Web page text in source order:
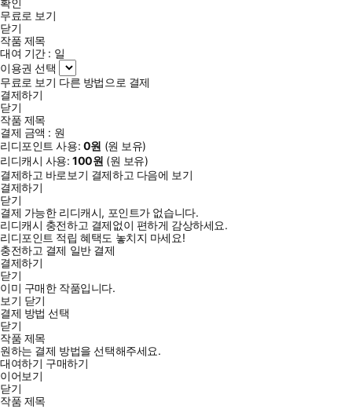
무료로 보기
닫기
작품 제목
대여 기간 : 일
이용권 선택
무료로 보기 다른 방법으로 결제
결제하기
닫기
작품 제목
결제 금액 : 원
리디포인트 사용: 0원 (원 보유)
리디캐시 사용:100원 (원 보유)
결제하고 바로보기 결제하고 다음에 보기
결제하기
닫기
결제 가능한 리디캐시, 포인트가 없습니다.
리디캐시 충전하고 결제없이 편하게 감상하세요.
리디포인트 적립 혜택도 놓치지 마세요!
충전하고 결제 일반 결제
결제하기
닫기
이미 구매한 작품입니다.
보기 닫기
결제 방법 선택
닫기
작품 제목
원하는 결제 방법을 선택해주세요.
대여하기 구매하기
이어보기
닫기
작품 제목